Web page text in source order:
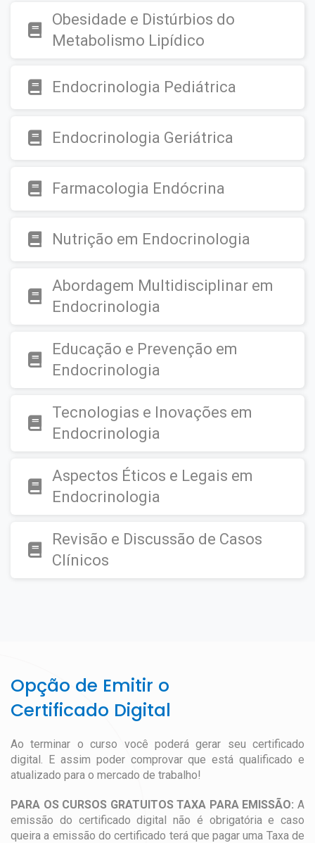
Obesidade e Distúrbios do
Metabolismo Lipídico
Endocrinologia Pediátrica
Endocrinologia Geriátrica
Farmacologia Endócrina
Nutrição em Endocrinologia
Abordagem Multidisciplinar em
Endocrinologia
Educação e Prevenção em
Endocrinologia
Tecnologias e Inovações em
Endocrinologia
Aspectos Éticos e Legais em
Endocrinologia
Revisão e Discussão de Casos
Clínicos
Opção de Emitir o
Certificado Digital
Ao terminar o curso você poderá gerar seu certificado
digital. E assim poder comprovar que está qualificado e
atualizado para o mercado de trabalho!
PARA OS CURSOS GRATUITOS TAXA PARA EMISSÃO: A
emissão do certificado digital não é obrigatória e caso
queira a emissão do certificado terá que pagar uma Taxa de